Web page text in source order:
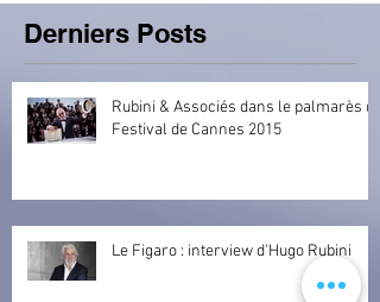
Derniers Posts
Rubini & Associés dans le palmarès du
Festival de Cannes 2015
Le Figaro : interview d'Hugo Rubini